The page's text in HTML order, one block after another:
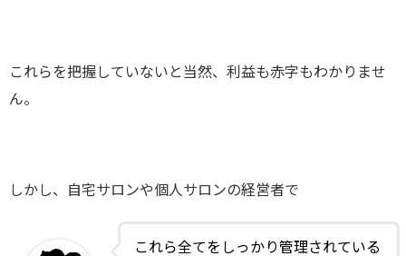
これらを把握していないと当然、利益も赤字もわかりませ
ん。
しかし、自宅サロンや個人サロンの経営者で
これら全てをしっかり管理されている